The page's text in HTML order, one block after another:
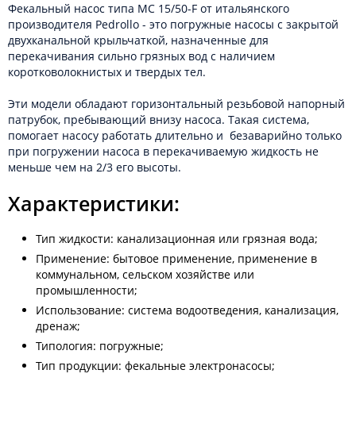
Фекальный насос типа MC 15/50-F от итальянского
производителя Pedrollo - это погружные насосы с закрытой
двухканальной крыльчаткой, назначенные для
перекачивания сильно грязных вод с наличием
коротковолокнистых и твердых тел.
Эти модели обладают горизонтальный резьбовой напорный
патрубок, пребывающий внизу насоса. Такая система,
помогает насосу работать длительно и безаварийно только
при погружении насоса в перекачиваемую жидкость не
меньше чем на 2/3 его высоты.
Характеристики:
Тип жидкости: канализационная или грязная вода;
Применение: бытовое применение, применение в
коммунальном, сельском хозяйстве или
промышленности;
Использование: система водоотведения, канализация,
дренаж;
Типология: погружные;
Тип продукции: фекальные электронасосы;